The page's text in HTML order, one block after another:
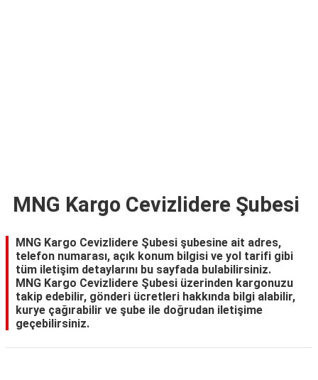
MNG Kargo Cevizlidere Şubesi
MNG Kargo Cevizlidere Şubesi şubesine ait adres,
telefon numarası, açık konum bilgisi ve yol tarifi gibi
tüm iletişim detaylarını bu sayfada bulabilirsiniz.
MNG Kargo Cevizlidere Şubesi üzerinden kargonuzu
takip edebilir, gönderi ücretleri hakkında bilgi alabilir,
kurye çağırabilir ve şube ile doğrudan iletişime
geçebilirsiniz.